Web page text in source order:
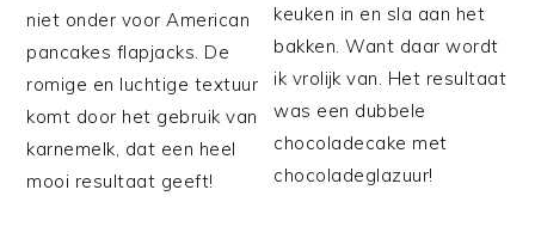
niet onder voor American
pancakes flapjacks. De
romige en luchtige textuur
komt door het gebruik van
karnemelk, dat een heel
mooi resultaat geeft!
keuken in en sla aan het
bakken. Want daar wordt
ik vrolijk van. Het resultaat
was een dubbele
chocoladecake met
chocoladeglazuur!